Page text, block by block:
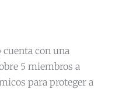
con una
5 miembros a
para proteger a